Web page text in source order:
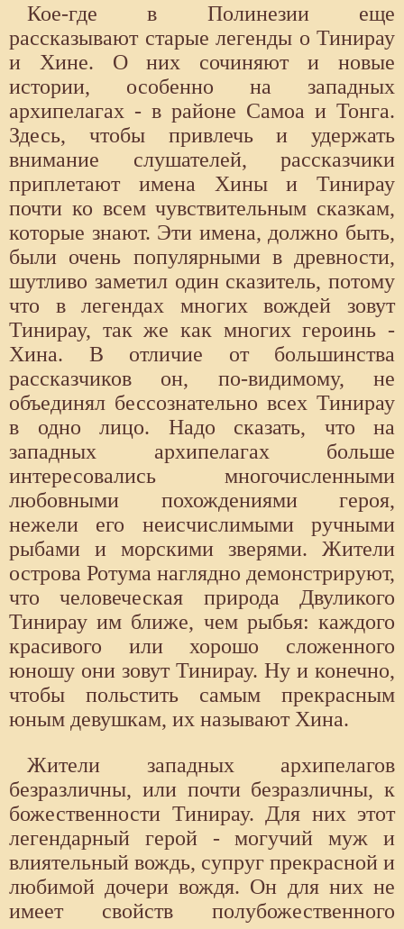
Кое-где в Полинезии еще
рассказывают старые легенды о Тинирау
и Хине. О них сочиняют и новые
истории, особенно на западных
архипелагах - в районе Самоа и Тонга.
Здесь, чтобы привлечь и удержать
внимание слушателей, рассказчики
приплетают имена Хины и Тинирау
почти ко всем чувствительным сказкам,
которые знают. Эти имена, должно быть,
были очень популярными в древности,
шутливо заметил один сказитель, потому
что в легендах многих вождей зовут
Тинирау, так же как многих героинь -
Хина. В отличие от большинства
рассказчиков он, по-видимому, не
объединял бессознательно всех Тинирау
в одно лицо. Надо сказать, что на
западных архипелагах больше
интересовались многочисленными
любовными похождениями героя,
нежели его неисчислимыми ручными
рыбами и морскими зверями. Жители
острова Ротума наглядно демонстрируют,
что человеческая природа Двуликого
Тинирау им ближе, чем рыбья: каждого
красивого или хорошо сложенного
юношу они зовут Тинирау. Ну и конечно,
чтобы польстить самым прекрасным
юным девушкам, их называют Хина.
Жители западных архипелагов
безразличны, или почти безразличны, к
божественности Тинирау. Для них этот
легендарный герой - могучий муж и
влиятельный вождь, супруг прекрасной и
любимой дочери вождя. Он для них не
имеет свойств полубожественного